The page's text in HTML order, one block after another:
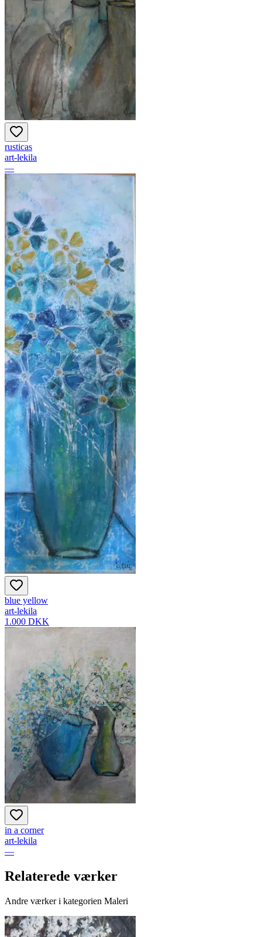
rusticas
art-lekila
—
blue yellow
art-lekila
1.000 DKK
in a corner
art-lekila
—
Relaterede værker
Andre værker i kategorien Maleri